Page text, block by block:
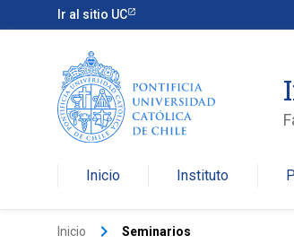
Ir al sitio UC
Inicio Instituto
Inicio keyboard_arrow_right Seminarios